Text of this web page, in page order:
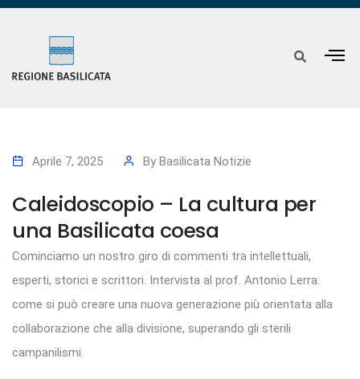
Aprile 7, 2025 By Basilicata Notizie
Caleidoscopio – La cultura per
una Basilicata coesa
Cominciamo un nostro giro di commenti tra intellettuali,
esperti, storici e scrittori. Intervista al prof. Antonio Lerra:
come si può creare una nuova generazione più orientata alla
collaborazione che alla divisione, superando gli sterili
campanilismi.